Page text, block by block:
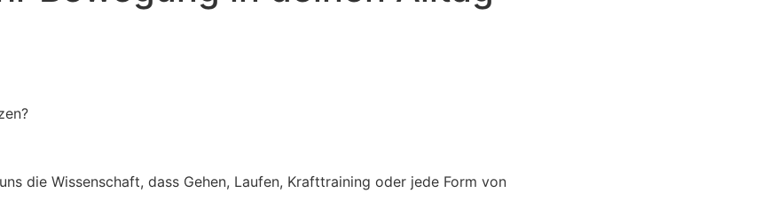
die Wissenschaft, dass Gehen, Laufen, Krafttraining oder jede Form von